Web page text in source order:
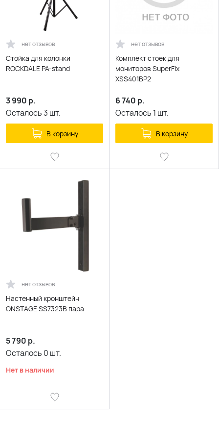
нет отзывов
Стойка для колонки
ROCKDALE PA-stand
3 990 р.
Осталось3 шт.
В корзину
нет отзывов
Комплект стоек для
мониторов SuperFix
XSS401BP2
6 740 р.
Осталось 1 шт.
В корзину
нет отзывов
Настенный кронштейн
ONSTAGE SS7323B пара
5 790 р.
Осталось 0 шт.
Нет в наличии